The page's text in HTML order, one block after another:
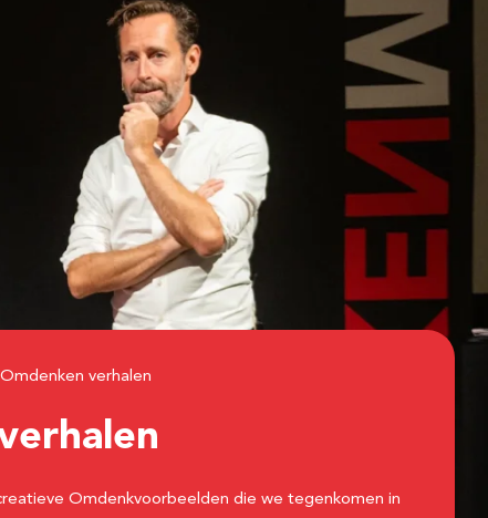
Omdenken verhalen
Omdenkvoorbeelden die we tegenkomen in